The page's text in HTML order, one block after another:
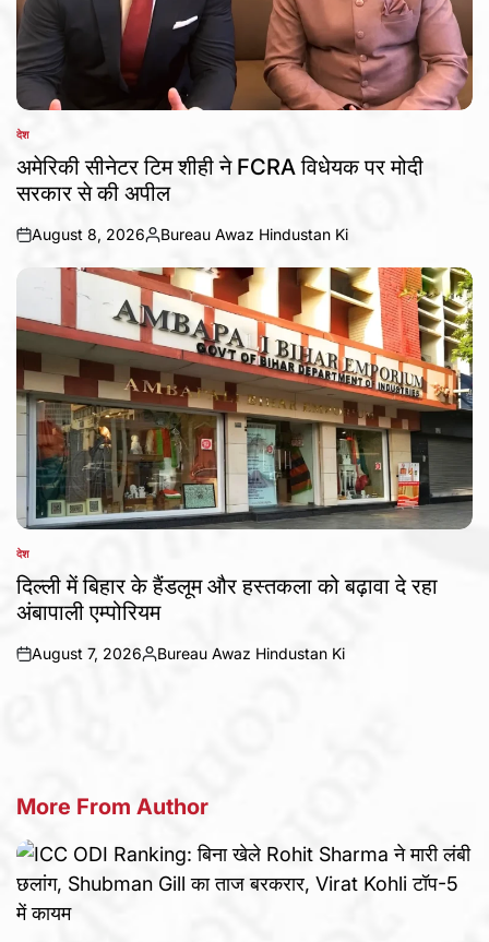
POSTED
देश
अमेरिकी सीनेटर टिम शीही ने FCRA विधेयक पर मोदी
सरकार से की अपील
on
August 8, 2026
Posted
by
Bureau Awaz Hindustan Ki
POSTED
IN
देश
दिल्ली में बिहार के हैंडलूम और हस्तकला को बढ़ावा दे रहा
अंबापाली एम्पोरियम
on
August 7, 2026
Posted
Bureau Awaz Hindustan Ki
More From Author